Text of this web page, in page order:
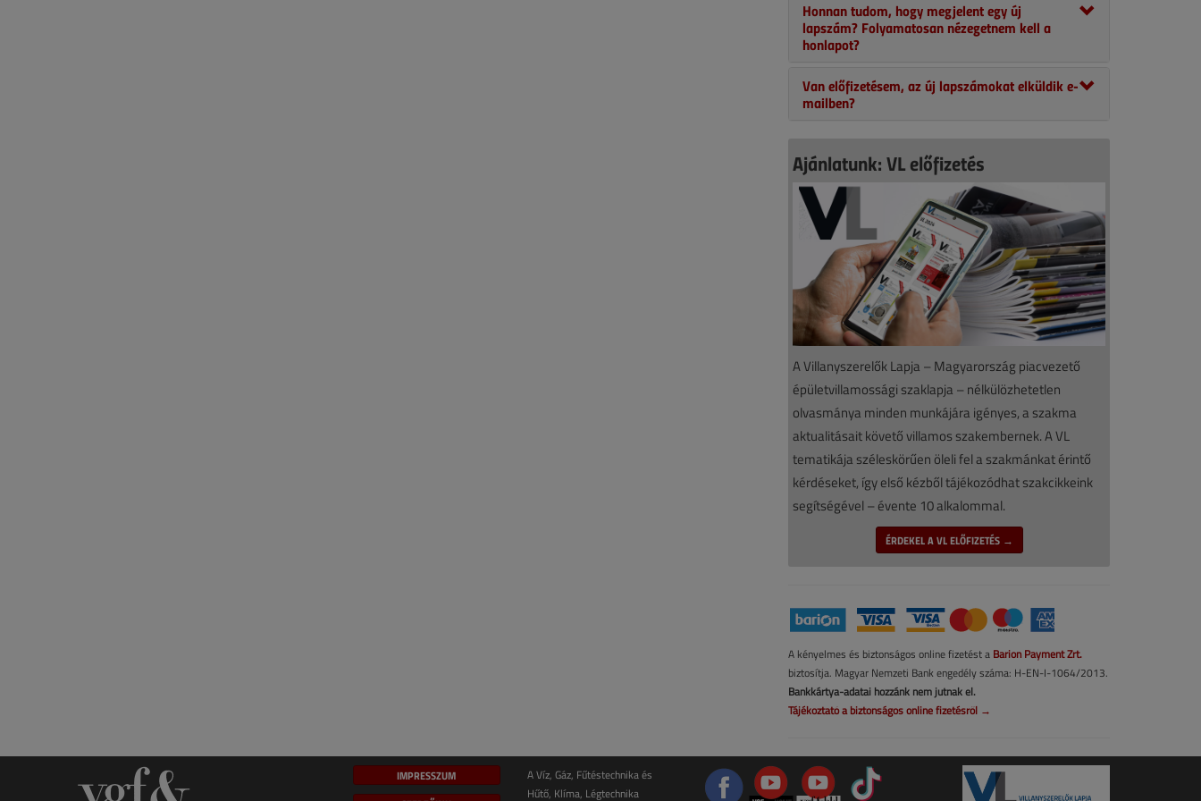
Honnan tudom, hogy megjelent egy új
lapszám? Folyamatosan nézegetnem kell a
honlapot?
Van előfizetésem, az új lapszámokat elküldik e-
mailben?
Ajánlatunk: VL előfizetés
A Villanyszerelők Lapja – Magyarország piacvezető
épületvillamossági szaklapja – nélkülözhetetlen
olvasmánya minden munkájára igényes, a szakma
aktualitásait követő villamos szakembernek. A VL
tematikája széleskörűen öleli fel a szakmánkat érintő
kérdéseket, így első kézből tájékozódhat szakcikkeink
segítségével – évente 10 alkalommal.
ÉRDEKEL A VL ELŐFIZETÉS →
A kényelmes és biztonságos online fizetést a Barion Payment Zrt.
biztosítja. Magyar Nemzeti Bank engedély száma: H-EN-I-1064/2013.
Bankkártya-adatai hozzánk nem jutnak el.
Tájékoztató a biztonságos online fizetésről →
IMPRESSZUM
A Víz, Gáz, Fűtéstechnika és
Hűtő, Klíma, Légtechnika